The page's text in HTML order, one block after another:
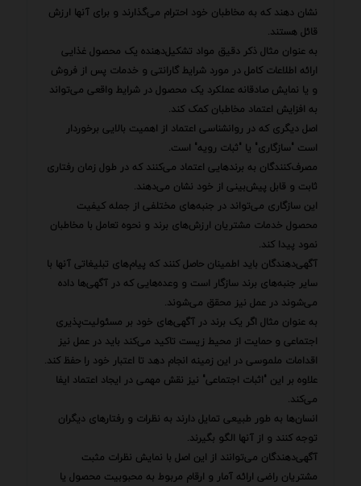
نشان دهند که به مخاطبان خود احترام می‌گذارند و برای آنها ارزش
قائل هستند.
به عنوان مثال ذکر دقیق مواد تشکیل‌دهنده یک محصول غذایی
ارائه اطلاعات کامل در مورد شرایط گارانتی و خدمات پس از فروش
و یا نمایش صادقانه عملکرد یک محصول در شرایط واقعی می‌تواند
به افزایش اعتماد مخاطبان کمک کند.
اصل دیگری که در روانشناسی اعتماد از اهمیت بالایی برخوردار
است "سازگاری" یا "ثبات رویه" است.
مصرف‌کنندگان به برندهایی اعتماد می‌کنند که در طول زمان رفتاری
ثابت و قابل پیش‌بینی از خود نشان می‌دهند.
این سازگاری می‌تواند در جنبه‌های مختلفی از جمله کیفیت
محصول خدمات مشتریان ارزش‌های برند و نحوه تعامل با مخاطبان
نمود پیدا کند.
آگهی‌دهندگان باید اطمینان حاصل کنند که پیام‌های تبلیغاتی آنها با
سایر جنبه‌های برند سازگار است و وعده‌هایی که در آگهی‌ها داده
می‌شوند در عمل نیز محقق می‌شوند.
به عنوان مثال اگر یک برند در آگهی‌های خود بر مسئولیت‌پذیری
اجتماعی و حمایت از محیط زیست تاکید می‌کند باید در عمل نیز
اقدامات ملموسی در این زمینه انجام دهد تا اعتبار خود را حفظ کند.
علاوه بر این "اثبات اجتماعی" نیز نقش مهمی در ایجاد اعتماد ایفا
می‌کند.
انسان‌ها به طور طبیعی تمایل دارند به نظرات و رفتارهای دیگران
توجه کنند و از آنها الگو بگیرند.
آگهی‌دهندگان می‌توانند از این اصل با نمایش نظرات مثبت
مشتریان راضی ارائه آمار و ارقام مربوط به محبوبیت محصول یا